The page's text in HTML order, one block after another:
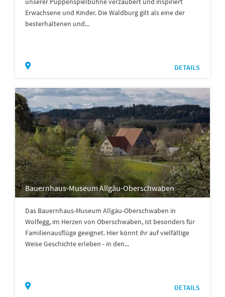
Erwachsene und Kinder. Die Waldburg gilt als eine der
besterhaltenen und...
DETAILS
Bauernhaus-Museum Allgäu-Oberschwaben
Das Bauernhaus-Museum Allgäu-Oberschwaben in
Wolfegg, im Herzen von Oberschwaben, ist besonders für
Familienausflüge geeignet. Hier könnt ihr auf vielfältige
Weise Geschichte erleben - in den...
DETAILS